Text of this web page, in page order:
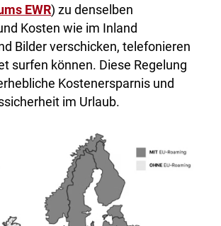
EWR) zu denselben
Kosten wie im Inland
Bilder verschicken, telefonieren
surfen können. Diese Regelung
Kostenersparnis und
im Urlaub.